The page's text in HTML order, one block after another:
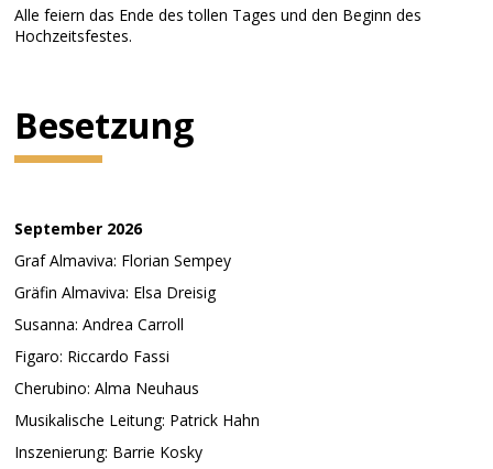
Alle feiern das Ende des tollen Tages und den Beginn des
Hochzeitsfestes.
Besetzung
September 2026
Graf Almaviva: Florian Sempey
Gräfin Almaviva: Elsa Dreisig
Susanna: Andrea Carroll
Figaro: Riccardo Fassi
Cherubino: Alma Neuhaus
Musikalische Leitung: Patrick Hahn
Inszenierung: Barrie Kosky